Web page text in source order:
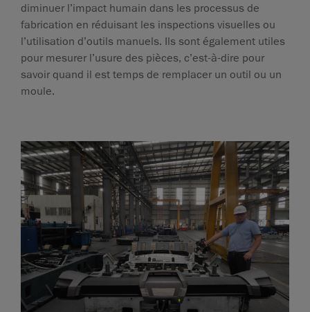
diminuer l’impact humain dans les processus de
fabrication en réduisant les inspections visuelles ou
l’utilisation d’outils manuels. Ils sont également utiles
pour mesurer l’usure des pièces, c’est-à-dire pour
savoir quand il est temps de remplacer un outil ou un
moule.